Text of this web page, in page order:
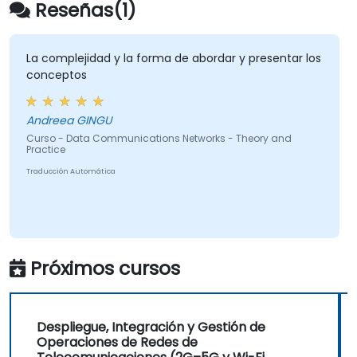
• Monitorear KPIs inalámbricas y gestionar las
operaciones de red a nivel de clúster y región
dentro de estructuras comerciales y técnicas
de reporte.
Reseñas(1)
La complejidad y la forma de abordar y presentar los
conceptos
Andreea GINGU
Curso - Data Communications Networks - Theory and
Practice
Traducción Automática
Próximos cursos
Despliegue, Integración y Gestión de
Operaciones de Redes de